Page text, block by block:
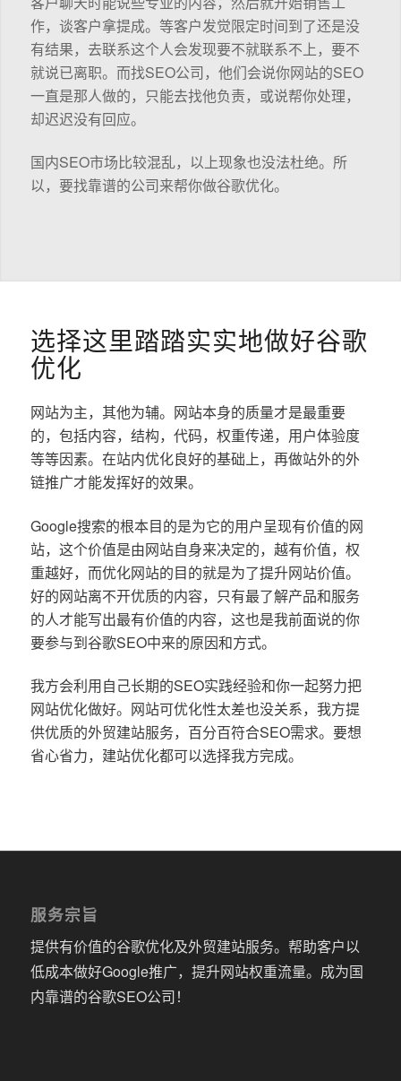
作，谈客户拿提成。等客户发觉限定时间到了还是没
有结果，去联系这个人会发现要不就联系不上，要不
就说已离职。而找SEO公司，他们会说你网站的SEO
一直是那人做的，只能去找他负责，或说帮你处理，
却迟迟没有回应。
国内SEO市场比较混乱，以上现象也没法杜绝。所
以，要找靠谱的公司来帮你做谷歌优化。
选择这里踏踏实实地做好谷歌
优化
网站为主，其他为辅。网站本身的质量才是最重要
的，包括内容，结构，代码，权重传递，用户体验度
等等因素。在站内优化良好的基础上，再做站外的外
链推广才能发挥好的效果。
Google搜索的根本目的是为它的用户呈现有价值的网
站，这个价值是由网站自身来决定的，越有价值，权
重越好，而优化网站的目的就是为了提升网站价值。
好的网站离不开优质的内容，只有最了解产品和服务
的人才能写出最有价值的内容，这也是我前面说的你
要参与到谷歌SEO中来的原因和方式。
我方会利用自己长期的SEO实践经验和你一起努力把
网站优化做好。网站可优化性太差也没关系，我方提
供优质的外贸建站服务，百分百符合SEO需求。要想
省心省力，建站优化都可以选择我方完成。
服务宗旨
提供有价值的谷歌优化及外贸建站服务。帮助客户以
低成本做好Google推广，提升网站权重流量。成为国
内靠谱的谷歌SEO公司！